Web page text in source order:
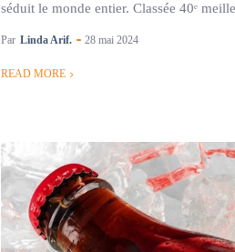
séduit le monde entier. Classée 40ᵉ
Par Linda Arif. 28 mai 2024
READ MORE